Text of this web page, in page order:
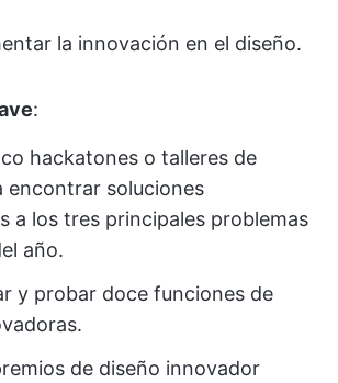
la innovación en el diseño.
:
hackatones o talleres de
encontrar soluciones
a los tres principales problemas
año.
y probar doce funciones de
de diseño innovador